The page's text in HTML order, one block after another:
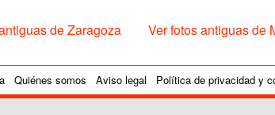
de Zaragoza
Ver fotos antiguas de
Quiénes somos Aviso legal Política de privacidad y